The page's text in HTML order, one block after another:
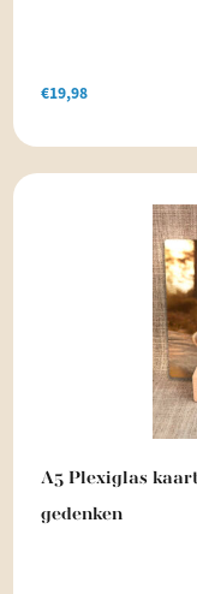
€19,98
A5 Plexiglas
gedenken